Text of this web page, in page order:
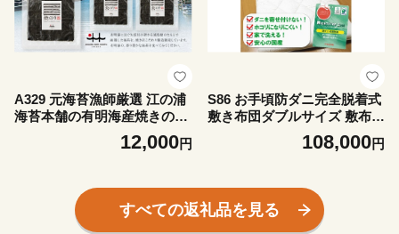
A329 元海苔漁師厳選 江の浦
海苔本舗の有明海産焼きのり
30枚セット （全形10枚×3
袋） 海苔 のり ノリ 有明海苔
12,000円
S86 お手頃防ダニ完全脱着式
敷き布団ダブルサイズ 敷布団
敷き布団 布団 寝具 完全脱着
式 脱着式 脱着 国産 ダブル
108,000円
すべての返礼品を見る